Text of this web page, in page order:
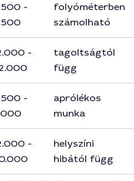
-
folyóméterben
számolható
-
tagoltságtól
függ
-
aprólékos
munka
-
helyszíni
hibától függ